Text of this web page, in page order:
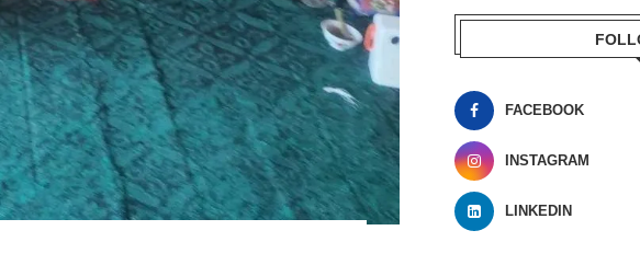
FACEBOOK
INSTAGRAM
LINKEDIN